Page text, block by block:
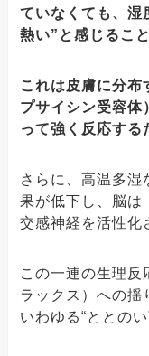
ていなくても、湿
熱い”と感じること
これは皮膚に分
プサイシン受容体
って強く反応する
さらに、高温多湿
果が低下し、脳は
交感神経を活性化
この一連の生理反
ラックス）への揺
いわゆる“ととの